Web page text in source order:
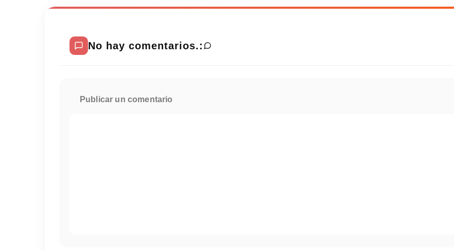
No hay comentarios.:
Publicar un comentario